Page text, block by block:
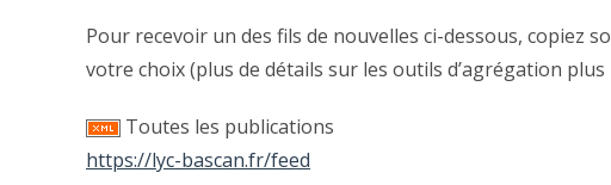
Pour recevoir un des fils de nouvelles ci-dessous, copiez
votre choix (plus de détails sur les outils d’agrégation plus
Toutes les publications
https://lyc-bascan.fr/feed